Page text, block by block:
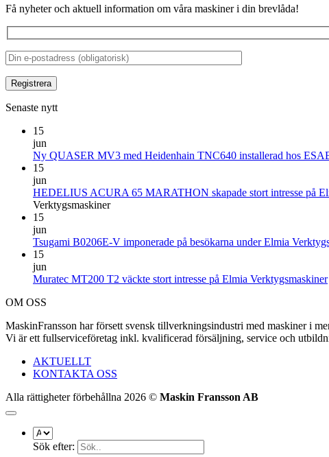
Få nyheter och aktuell information om våra maskiner i din brevlåda!
Senaste nytt
15
jun
Ny QUASER MV3 med Heidenhain TNC640 installerad hos
15
jun
HEDELIUS ACURA 65 MARATHON skapade stort intresse på
Verktygsmaskiner
15
jun
Tsugami B0206E-V imponerade på besökarna under Elmia
15
jun
Muratec MT200 T2 väckte stort intresse på Elmia Verktygsmaskiner
OM OSS
MaskinFransson har försett svensk tillverkningsindustri med maskiner i
Vi är ett fullserviceföretag inkl. kvalificerad försäljning, service och
AKTUELLT
KONTAKTA OSS
Alla rättigheter förbehållna 2026 © Maskin Fransson AB
Sök efter: